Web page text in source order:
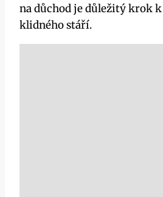
na důchod je důležitý krok
klidného stáří.